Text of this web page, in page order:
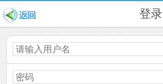
登录